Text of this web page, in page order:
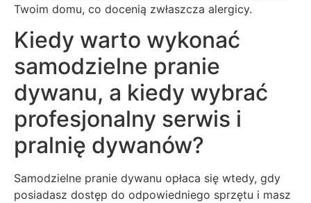
Twoim domu, co docenią zwłaszcza alergicy.
Kiedy warto wykonać
samodzielne pranie
dywanu, a kiedy wybrać
profesjonalny serwis i
pralnię dywanów?
Samodzielne pranie dywanu opłaca się wtedy, gdy
posiadasz dostęp do odpowiedniego sprzętu i masz